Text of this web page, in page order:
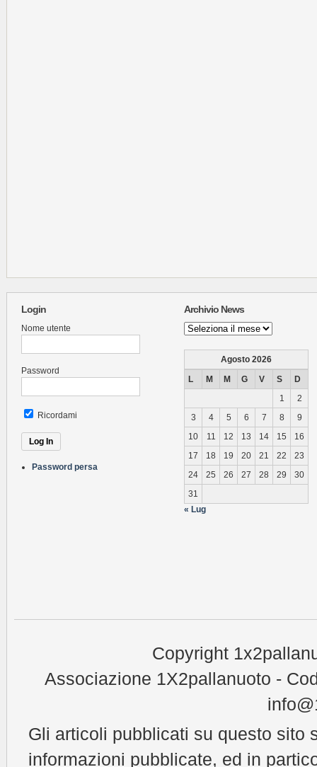
Login
Nome utente
Password
Ricordami
Password persa
Archivio News
Archivio
News
Agosto 2026
L
M M G V S
D
1
2
3
4 5 6 7 8
9
10
11 12 13 14 15
16
17
18 19 20 21 22
23
24
25 26 27 28 29
30
31
« Lug
Copyright
Associazione 1X2pallanuoto -
Gli articoli pubblicati su questo sito
informazioni pubblicate, ed in